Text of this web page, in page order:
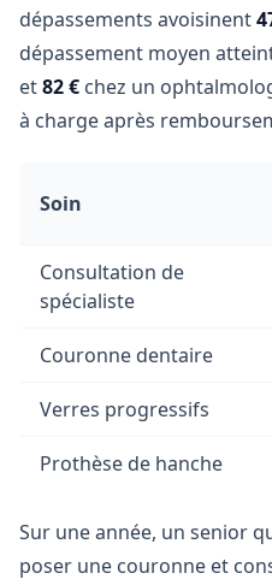
dépassements avoisinent
dépassement moyen
et82 € chez un
à charge après
Soin
Consultation de
spécialiste
Couronne dentaire
Verres progressifs
Prothèse de hanche
Sur une année, un senior
poser une couronne et